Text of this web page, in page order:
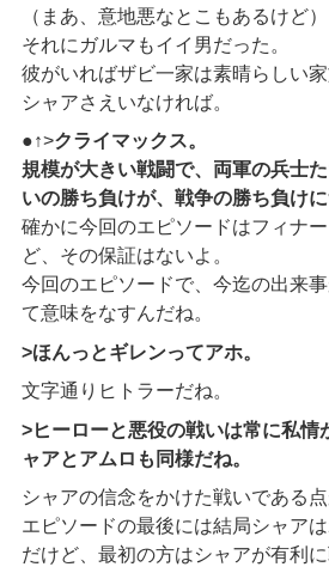
（まあ、意地悪なとこもあるけど）
それにガルマもイイ男だった。
彼がいればザビ一家は素晴らしい家
シャアさえいなければ。
●↑>クライマックス。
規模が大きい戦闘で、両軍の兵士
いの勝ち負けが、戦争の勝ち負けに
確かに今回のエピソードはフィナ
ど、その保証はないよ。
今回のエピソードで、今迄の出来
て意味をなすんだね。
>ほんっとギレンってアホ。
文字通りヒトラーだね。
>ヒーローと悪役の戦いは常に私情
ャアとアムロも同様だね。
シャアの信念をかけた戦いである点
エピソードの最後には結局シャア
だけど、最初の方はシャアが有利